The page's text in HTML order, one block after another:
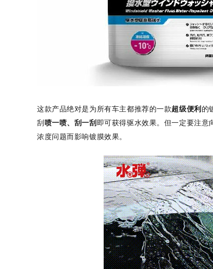
这款产品绝对是为所有车主都推荐的一款超级便利的
刮喷一喷、刮一刮即可获得驱水效果。但一定要注
浓度问题而影响镀膜效果。